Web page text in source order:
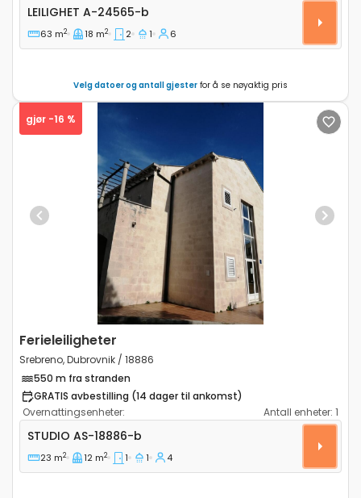
Leilighet A-24565-b
LEILIGHET A-24565-b
63 m2 18 m2 2 1 6
Velg datoer og antall gjester for å se nøyaktig pris
Previous Next
gjør -16 %
Ferieleiligheter
Srebreno, Dubrovnik / 18886
550 m fra stranden
GRATIS avbestilling (14 dager til ankomst)
Overnattingsenheter:
Antall enheter: 1
Leilighet studio Srebreno, Dubrovnik AS-18886-b
STUDIO AS-18886-b
23 m2 12 m2 1 1 4